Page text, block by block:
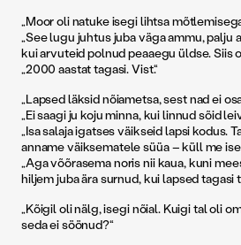
„Moor oli natuke isegi lihtsa
„See lugu juhtus juba väga ammu, palju
kui arvuteid polnud peaaegu üldse. Siis
„2000 aastat tagasi. Vist.“
„Lapsed läksid nõiametsa, sest nad ei
„Ei saagi ju koju minna, kui linnud sõid
„Isa salaja igatses väikseid lapsi kodus.
anname väiksematele süüa – küll me
„Aga võõrasema noris nii kaua, kuni
hiljem juba ära surnud, kui lapsed tagasi
„Kõigil oli nälg, isegi nõial. Kuigi tal oli
seda ei söönud?“